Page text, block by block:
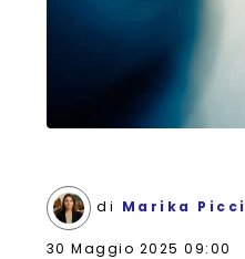
di Marika Picci
30 Maggio 2025 09:00